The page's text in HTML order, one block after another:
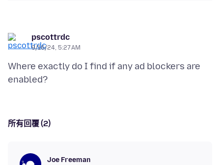
pscottrdc
9/16/24, 5:27 AM
Where exactly do I find if any ad blockers are
所有回覆 (2)
Joe Freeman